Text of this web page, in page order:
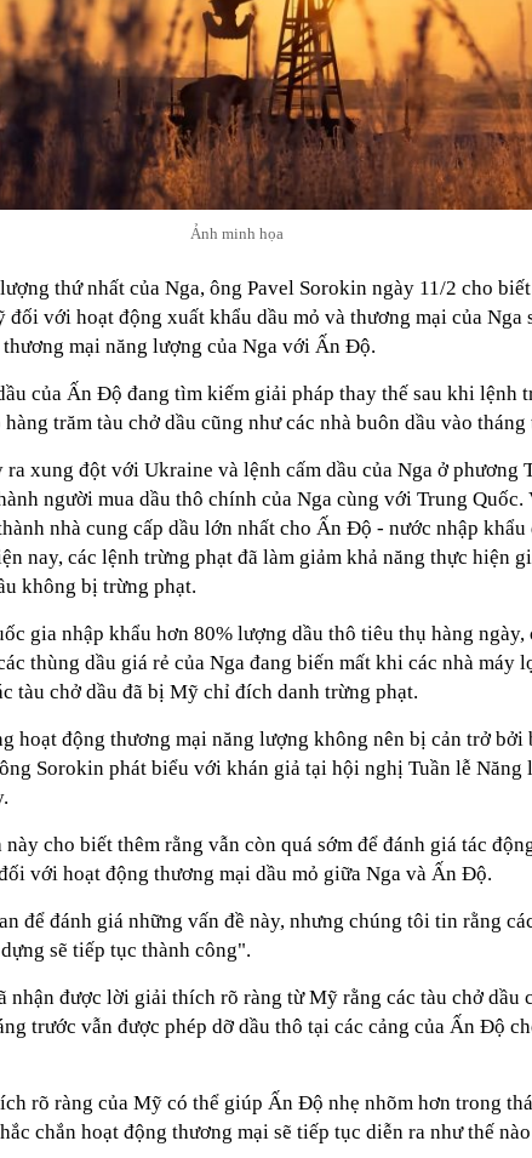
Ảnh minh họa
thứ nhất của Nga, ông Pavel Sorokin ngày 11/2 cho
đối với hoạt động xuất khẩu dầu mỏ và thương mại của Nga
mại năng lượng của Nga với Ấn Độ.
của Ấn Độ đang tìm kiếm giải pháp thay thế sau khi lệnh
trăm tàu chở dầu cũng như các nhà buôn dầu vào tháng
xung đột với Ukraine và lệnh cấm dầu của Nga ở phương
người mua dầu thô chính của Nga cùng với Trung Quốc.
nhà cung cấp dầu lớn nhất cho Ấn Độ - nước nhập khẩu
nay, các lệnh trừng phạt đã làm giảm khả năng thực hiện
không bị trừng phạt.
gia nhập khẩu hơn 80% lượng dầu thô tiêu thụ hàng ngày,
thùng dầu giá rẻ của Nga đang biến mất khi các nhà máy
tàu chở dầu đã bị Mỹ chỉ đích danh trừng phạt.
hoạt động thương mại năng lượng không nên bị cản trở bởi
Sorokin phát biểu với khán giả tại hội nghị Tuần lễ Năng
cho biết thêm rằng vẫn còn quá sớm để đánh giá tác
với hoạt động thương mại dầu mỏ giữa Nga và Ấn Độ.
để đánh giá những vấn đề này, nhưng chúng tôi tin rằng
sẽ tiếp tục thành công".
nhận được lời giải thích rõ ràng từ Mỹ rằng các tàu chở dầu
trước vẫn được phép dỡ dầu thô tại các cảng của Ấn Độ
rõ ràng của Mỹ có thể giúp Ấn Độ nhẹ nhõm hơn trong
chắn hoạt động thương mại sẽ tiếp tục diễn ra như thế